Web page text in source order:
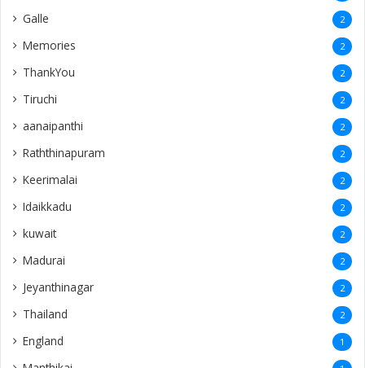
Galle 2
Memories 2
ThankYou 2
Tiruchi 2
aanaipanthi 2
Raththinapuram 2
Keerimalai 2
Idaikkadu 2
kuwait 2
Madurai 2
Jeyanthinagar 2
Thailand 2
England 1